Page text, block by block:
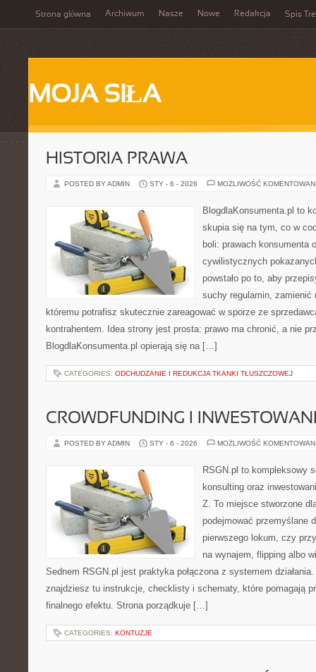
Strona główna Archiwum Nasze Nowe Redakcja Spis
MOJA SIŁA
HISTORIA PRAWA
POSTED BY ADMIN STY - 6 - 2026 MOŻLIWOŚĆ
BlogdlaKonsumenta.pl to
skupia się na tym, co w
boli: prawach konsumenta
cywilistycznych
powstało po to, aby
suchy regulamin, zamienić
któremu potrafisz skutecznie zareagować w sporze ze
kontrahentem. Idea strony jest prosta: prawo ma chronić, a nie
BlogdlaKonsumenta.pl opierają się na […]
CATEGORIES: ODCHUDZANIE I REDUKCJA TKANKI TŁUSZCZOWEJ
CROWDFUNDING I
POSTED BY ADMIN STY - 6 - 2026 MOŻLIWOŚĆ
RSGN.pl to kompleksowy
konsulting oraz
Z. To miejsce stworzone
podejmować przemyślane
pierwszego lokum, czy
na wynajem, flipping albo
Sednem RSGN.pl jest praktyka połączona z systemem
znajdziesz tu instrukcje, checklisty i schematy, które pomagają
finalnego efektu. Strona porządkuje […]
CATEGORIES: KONTUZJE